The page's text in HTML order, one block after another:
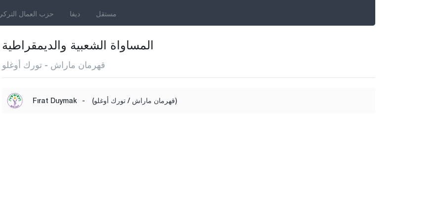
حزب العمال ديفا مستقل
المساواة الشعبية والديمقراطية
قهرمان ماراش - تورك أوغلو
Fırat Duymak - (قهرمان ماراش / تورك أوغلو)